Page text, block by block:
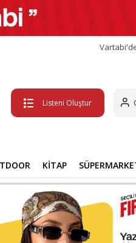
Listeni Oluştur
KİTAP